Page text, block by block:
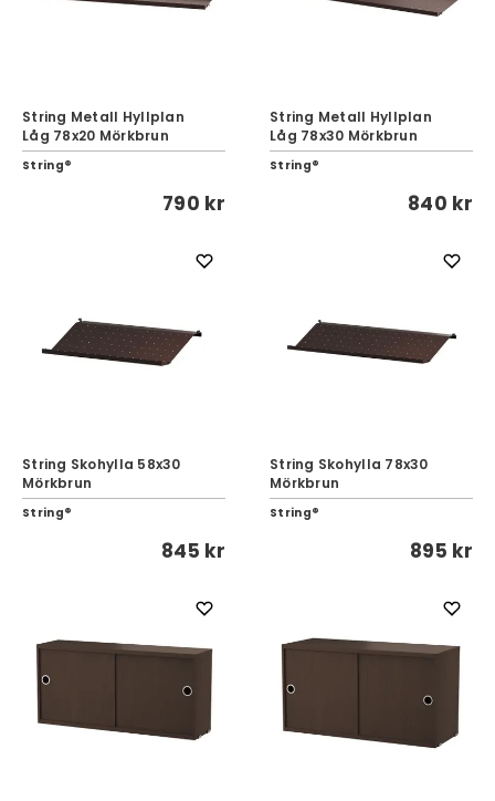
String Metall Hyllplan
Låg 78x20 Mörkbrun
String®
790 kr
String Metall Hyllplan
Låg 78x30 Mörkbrun
String®
840 kr
String Skohylla 58x30
Mörkbrun
String®
845 kr
String Skohylla 78x30
Mörkbrun
String®
895 kr